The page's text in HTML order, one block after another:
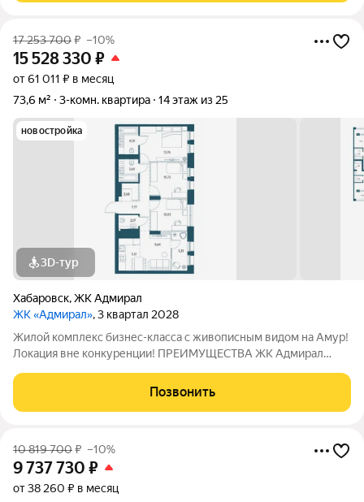
17 253 700₽ –10%
15 528 330 ₽
от 61 011 ₽ в месяц
73,6 м²
3-комн. квартира 14 этаж из 25
новостройка
3D-тур
Хабаровск,ЖК Адмирал
ЖК «Адмирал», 3 квартал 2028
Жилой комплекс бизнес-класса с живописным видом на Амур!
Локация вне конкуренции! ПРЕИМУЩЕСТВА ЖК Адмирал
Умный дом Панорамное остекление Собственная набережная
Топовое расположение О ЖИЛОМ
Позвонить
10 819 700₽ –10%
9 737 730 ₽
от 38 260 ₽ в месяц